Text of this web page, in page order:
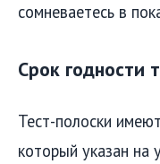
сомневаетесь в
Срок годности
Тест-полоски
который указан на